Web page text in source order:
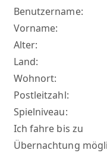
Benutzername:
Vorname:
Alter:
Land:
Wohnort:
Postleitzahl:
Spielniveau:
Ich fahre bis zu
Übernachtung